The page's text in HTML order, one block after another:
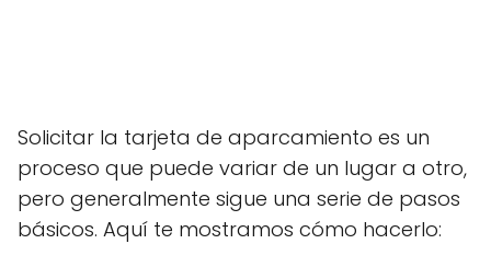
Solicitar la tarjeta de aparcamiento es un
proceso que puede variar de un lugar a otro,
pero generalmente sigue una serie de pasos
básicos. Aquí te mostramos cómo hacerlo: